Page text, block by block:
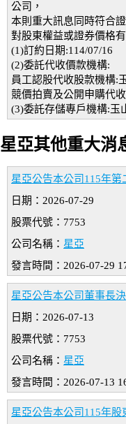
公司，
本則重大訊息同時符合
對股東權益或證券價格
(1)訂約日期:114/07/16
(2)委託代收價款機構:
員工認股代收股款機構:
競價拍賣及公開申購代
(3)委託存儲專戶機構:玉
星亞其他重大消
星亞公告本公司115年
日期：2026-07-29
股票代號：7753
公司名稱： 星亞
發言時間：2026-07-29
星亞公告本公司董事長
日期：2026-07-13
股票代號：7753
公司名稱： 星亞
發言時間：2026-07-13
星亞公告本公司115年股